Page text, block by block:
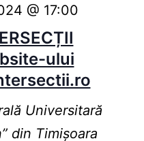
ului
@ 17:00
Universitară
din Timişoara